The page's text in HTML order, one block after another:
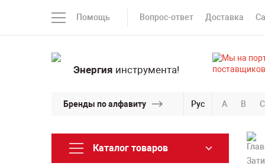
Помощь Вопрос-ответ Доставка
Энергия инструмента!
Бренды по алфавиту Рус A B C
Каталог товаров